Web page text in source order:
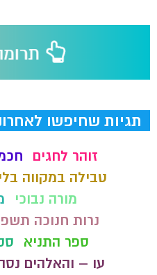
תגיות שחיפשו
זוהר לחגים
טבילה במקווה
מורה נבוכי
נרות חנוכה
ספר התניא
עו – והאלהים